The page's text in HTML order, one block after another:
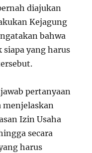
diajukan
Kejagung
bahwa
yang harus
pertanyaan
menjelaskan
Izin Usaha
secara
harus